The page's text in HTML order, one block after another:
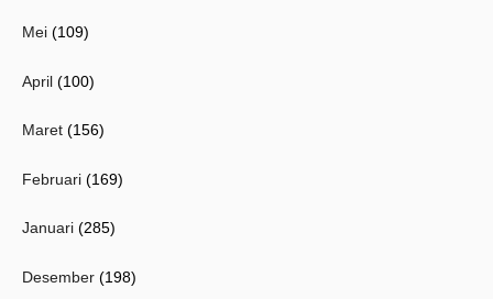
Mei (109)
April (100)
Maret (156)
Februari (169)
Januari (285)
Desember (198)